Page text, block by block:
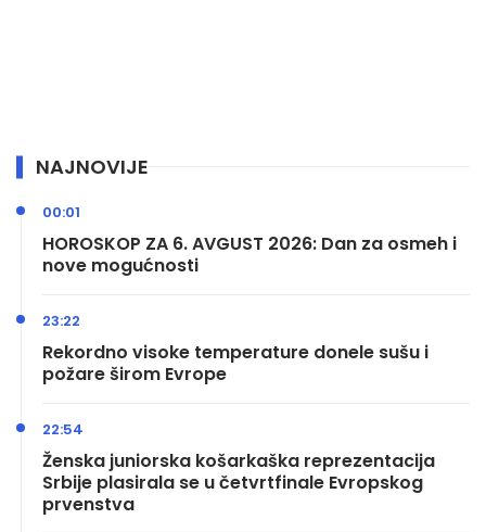
NAJNOVIJE
HOROSKOP ZA 6. AVGUST 2026: Dan za osmeh i
nove mogućnosti
00:01
Rekordno visoke temperature donele sušu i
požare širom Evrope
23:22
Ženska juniorska košarkaška reprezentacija
Srbije plasirala se u četvrtfinale Evropskog
prvenstva
22:54